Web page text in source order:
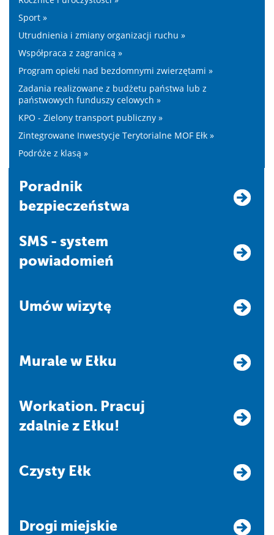
Sport »
Utrudnienia i zmiany organizacji ruchu »
Współpraca z zagranicą »
Program opieki nad bezdomnymi zwierzętami »
Zadania realizowane z budżetu państwa lub z
państwowych funduszy celowych »
KPO - Zielony transport publiczny »
Zintegrowane Inwestycje Terytorialne MOF Ełk »
Podróże z klasą »
Poradnik
bezpieczeństwa
SMS - system
powiadomień
Umów wizytę
Murale w Ełku
Workation. Pracuj
zdalnie z Ełku!
Czysty Ełk
Drogi miejskie